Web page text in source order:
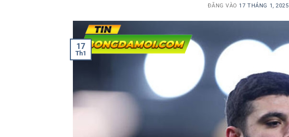
ĐĂNG VÀO 17 THÁNG 1, 2025
17
Th1